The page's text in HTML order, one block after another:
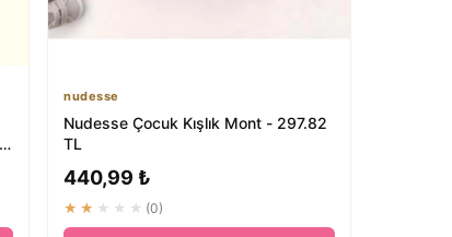
nudesse
Nudesse Çocuk Kışlık Mont - 297.82
TL
440,99 ₺
★★★★★ (0)